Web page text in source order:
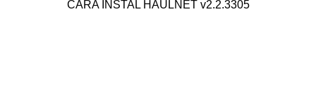
CARA INSTAL HAULNET v2.2.3305